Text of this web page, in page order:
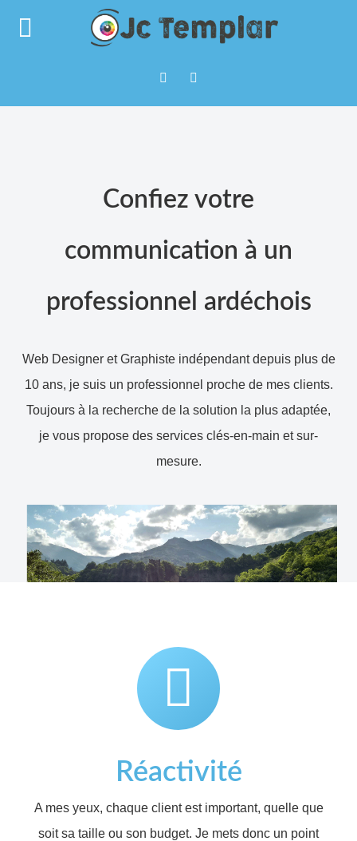
Confiez votre
communication à un
professionnel ardéchois
Web Designer et Graphiste indépendant depuis plus de
10 ans, je suis un professionnel proche de mes clients.
Toujours à la recherche de la solution la plus adaptée,
je vous propose des services clés-en-main et sur-
mesure.
Réactivité
A mes yeux, chaque client est important, quelle que
soit sa taille ou son budget. Je mets donc un point